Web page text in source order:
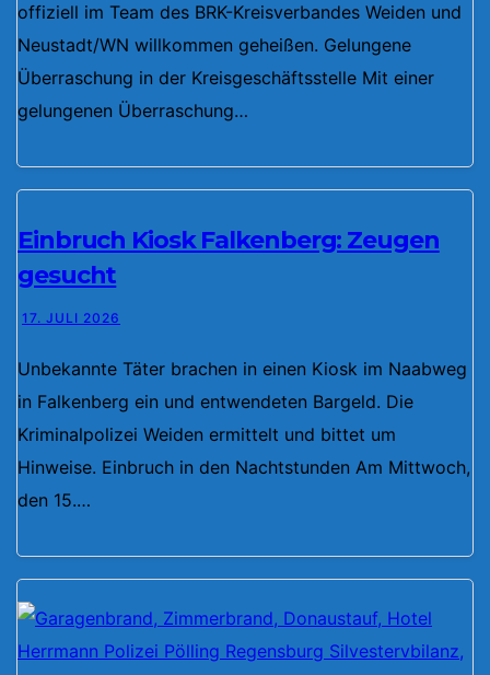
offiziell im Team des BRK-Kreisverbandes Weiden und
Neustadt/WN willkommen geheißen. Gelungene
Überraschung in der Kreisgeschäftsstelle Mit einer
gelungenen Überraschung…
Einbruch Kiosk Falkenberg: Zeugen
gesucht
17. JULI 2026
Unbekannte Täter brachen in einen Kiosk im Naabweg
in Falkenberg ein und entwendeten Bargeld. Die
Kriminalpolizei Weiden ermittelt und bittet um
Hinweise. Einbruch in den Nachtstunden Am Mittwoch,
den 15.…